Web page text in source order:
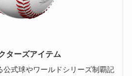
ターズアイテム
公式球やワールドシリーズ制覇記